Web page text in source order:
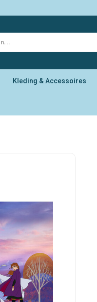
Kleding & Accessoires